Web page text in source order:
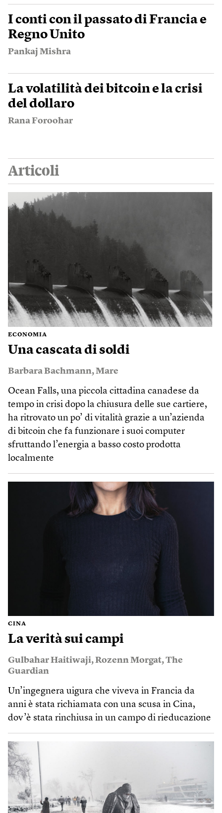
I conti con il passato di Francia e
Regno Unito
Pankaj Mishra
La volatilità dei bitcoin e la crisi
del dollaro
Rana Foroohar
Articoli
ECONOMIA
Una cascata di soldi
Barbara Bachmann,Mare
Ocean Falls, una piccola cittadina canadese da
tempo in crisi dopo la chiusura delle sue cartiere,
ha ritrovato un po’ di vitalità grazie a un’azienda
di bitcoin che fa funzionare i suoi computer
sfruttando l’energia a basso costo prodotta
localmente
CINA
La verità sui campi
Gulbahar Haitiwaji,Rozenn Morgat,The
Guardian
Un’ingegnera uigura che viveva in Francia da
anni è stata richiamata con una scusa in Cina,
dov’è stata rinchiusa in un campo di rieducazione